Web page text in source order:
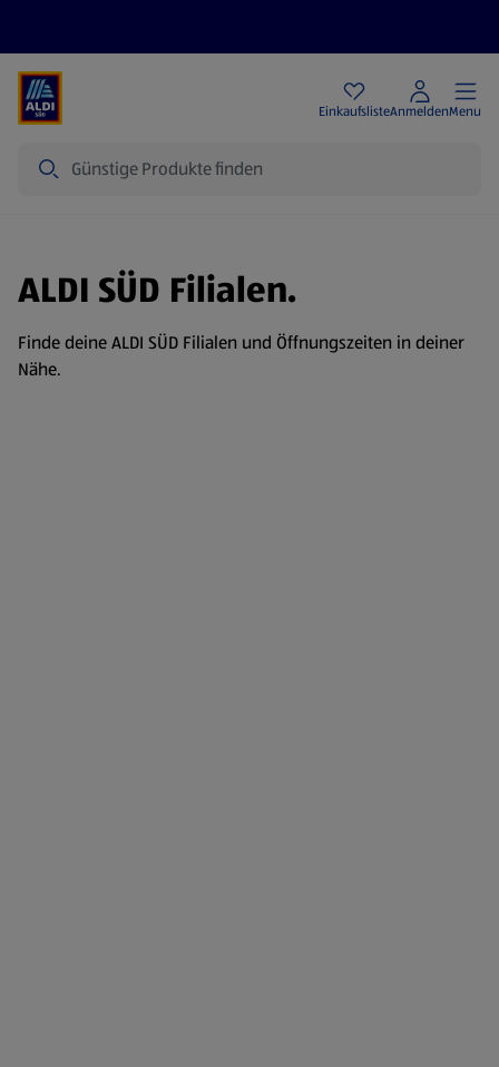
EinkaufslisteAnmeldenMenu
ALDI SÜD Filialen.
Finde deine ALDI SÜD Filialen und Öffnungszeiten in deiner
Nähe.